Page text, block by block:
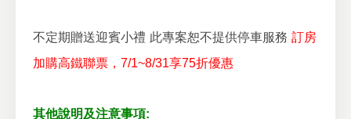
不定期贈送迎賓小禮 此專案恕不提供停車服務 訂房
加購高鐵聯票，7/1~8/31享75折優惠
其他說明及注意事項: